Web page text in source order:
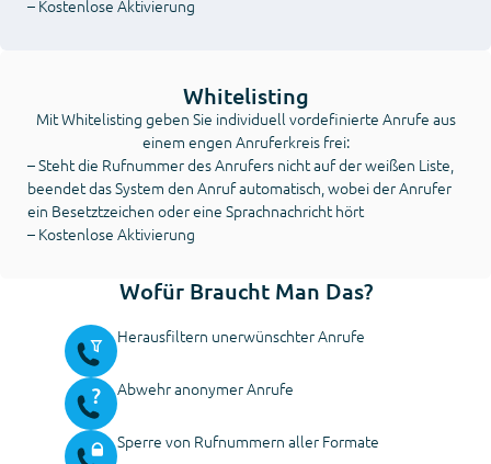
– Kostenlose Aktivierung
Whitelisting
Mit Whitelisting geben Sie individuell vordefinierte Anrufe aus
einem engen Anruferkreis frei:
– Steht die Rufnummer des Anrufers nicht auf der weißen Liste,
beendet das System den Anruf automatisch, wobei der Anrufer
ein Besetztzeichen oder eine Sprachnachricht hört
– Kostenlose Aktivierung
Wofür Braucht Man Das?
Herausfiltern unerwünschter Anrufe
Abwehr anonymer Anrufe
Sperre von Rufnummern aller Formate